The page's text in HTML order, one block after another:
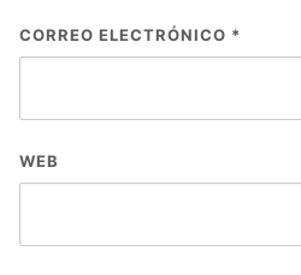
CORREO ELECTRÓNICO *
WEB